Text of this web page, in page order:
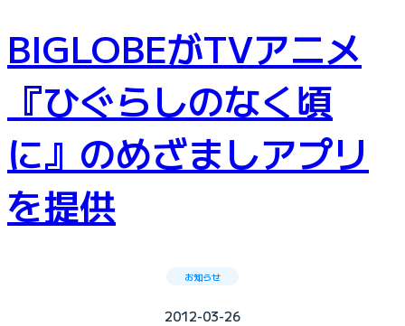
BIGLOBEがTVアニメ
『ひぐらしのなく頃
に』のめざましアプリ
を提供
お知らせ
2012-03-26